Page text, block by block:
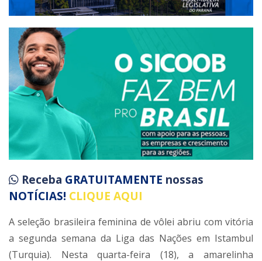
Receba GRATUITAMENTE nossas
NOTÍCIAS! CLIQUE AQUI
A seleção brasileira feminina de vôlei abriu com vitória
a segunda semana da Liga das Nações em Istambul
(Turquia). Nesta quarta-feira (18), a amarelinha